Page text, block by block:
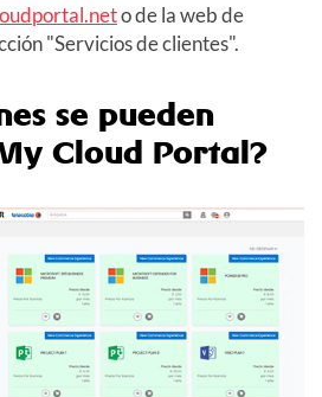
o de la web de
"Servicios de clientes".
se pueden
Cloud Portal?